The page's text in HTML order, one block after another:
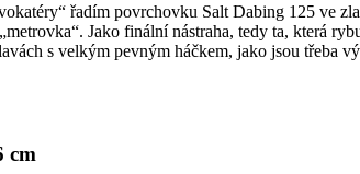
řadím povrchovku Salt Dabing 125 ve
Jako finální nástraha, tedy ta, která
s velkým pevným háčkem, jako jsou třeba
cm